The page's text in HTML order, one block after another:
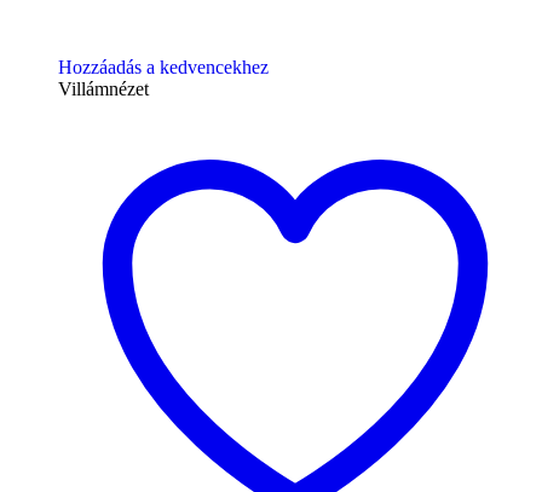
Hozzáadás a kedvencekhez
Villámnézet